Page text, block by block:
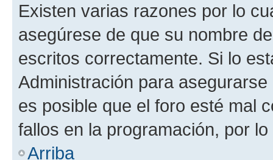
Existen varias razones por lo
asegúrese de que su nombre
escritos correctamente. Si lo
Administración para
es posible que el foro esté mal
fallos en la programación, por
Arriba